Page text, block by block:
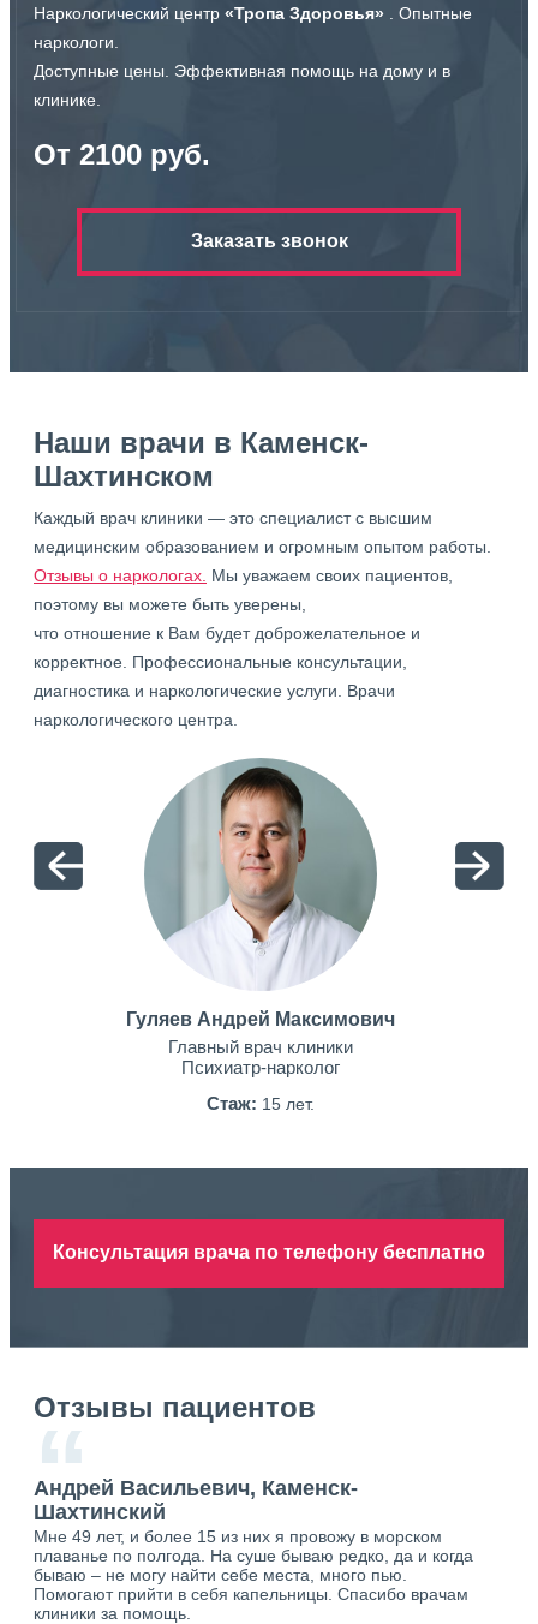
Наркологический центр «Тропа Здоровья»
. Опытные
наркологи.
Доступные цены. Эффективная помощь на дому и в
клинике.
От 2100 руб.
Заказать звонок
Наши врачи в Каменск-
Шахтинском
Каждый врач клиники — это специалист с высшим
медицинским образованием и огромным опытом работы.
Отзывы о наркологах. Мы уважаем своих пациентов,
поэтому вы можете быть уверены,
что отношение к Вам будет доброжелательное и
корректное. Профессиональные консультации,
диагностика и наркологические услуги. Врачи
наркологического центра.
Гуляев Андрей Максимович
Главный врач клиники
Психиатр-нарколог
Стаж: 15 лет.
Консультация врача по телефону бесплатно
Отзывы пациентов
“
Андрей Васильевич, Каменск-
Шахтинский
Мне 49 лет, и более 15 из них я провожу в морском
плаванье по полгода. На суше бываю редко, да и когда
бываю – не могу найти себе места, много пью.
Помогают прийти в себя капельницы. Спасибо врачам
клиники за помощь.